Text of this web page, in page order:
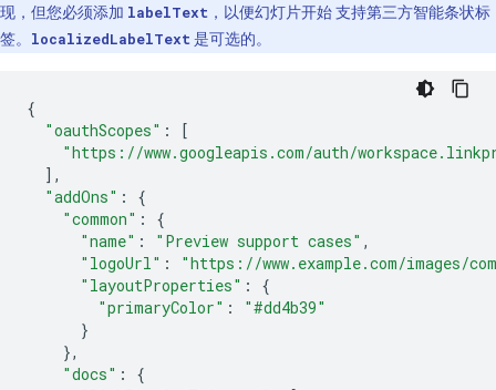
现，但您必须添加 labelText ，以便幻灯片开始 支持第三方智能条状标
签。 localizedLabelText 是可选的。
{
"oauthScopes" :
[
"https://www.googleapis.com/auth/
],
"addOns" :
{
"common" :
{
"name" : "Preview support cases" ,
"logoUrl" :
"https://www.example.com/images/
"layoutProperties" :
{
"primaryColor" :
"#dd4b39"
}
},
"docs" :
{